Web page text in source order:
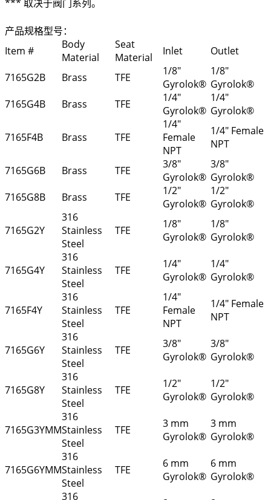
*** 取决于阀门系列。
产品规格型号：
Item #
Body
Material
Seat
Material
Inlet
Outlet
7165G2B
Brass TFE
1/8"
Gyrolok®
1/8"
Gyrolok®
7165G4B
Brass TFE
1/4"
Gyrolok®
1/4"
Gyrolok®
7165F4B
Brass TFE
1/4"
Female
NPT
1/4" Female
NPT
7165G6B
Brass TFE
3/8"
Gyrolok®
3/8"
Gyrolok®
7165G8B
Brass TFE
1/2"
Gyrolok®
1/2"
Gyrolok®
7165G2Y
316
Stainless
Steel
TFE
1/8"
Gyrolok®
1/8"
Gyrolok®
7165G4Y
316
Stainless
Steel
TFE
1/4"
Gyrolok®
1/4"
Gyrolok®
7165F4Y
316
Stainless
Steel
TFE
1/4"
Female
NPT
1/4" Female
NPT
7165G6Y
316
Stainless
Steel
TFE
3/8"
Gyrolok®
3/8"
Gyrolok®
7165G8Y
316
Stainless
Steel
TFE
1/2"
Gyrolok®
1/2"
Gyrolok®
7165G3YMM
316
Stainless
Steel
TFE
3 mm
Gyrolok®
3 mm
Gyrolok®
7165G6YMM
316
Stainless
Steel
TFE
6 mm
Gyrolok®
6 mm
Gyrolok®
316